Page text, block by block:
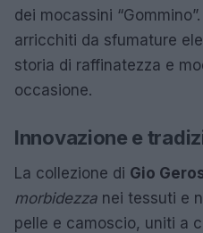
dei mocassini
arricchiti da sfumature
storia di raffinatezza e
occasione.
Innovazione e
La collezione di Gio
morbidezza nei tessuti e
pelle e camoscio, uniti a